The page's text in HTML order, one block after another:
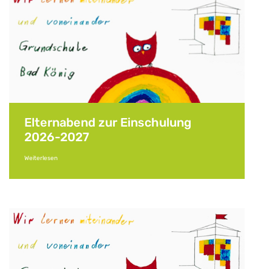
Elternabend zur Einschulung
2026-2027
Weiterlesen